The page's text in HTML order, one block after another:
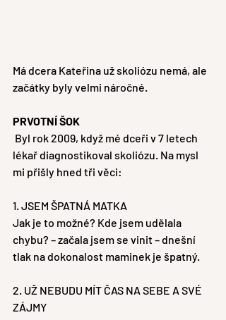
Má dcera Kateřina už skoliózu nemá, ale
začátky byly velmi náročné.
PRVOTNÍ ŠOK
lékař diagnostikoval skoliózu. Na mysl
mi přišly hned tři věci:
1. JSEM ŠPATNÁ MATKA
Jak je to možné? Kde jsem udělala
chybu? – začala jsem se vinit – dnešní
tlak na dokonalost maminek je špatný.
2. UŽ NEBUDU MÍT ČAS NA SEBE A SVÉ
ZÁJMY